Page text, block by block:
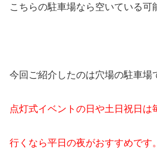
こちらの駐車場なら空いている可
今回ご紹介したのは穴場の駐車場
点灯式イベントの日や土日祝日は
行くなら平日の夜がおすすめです。